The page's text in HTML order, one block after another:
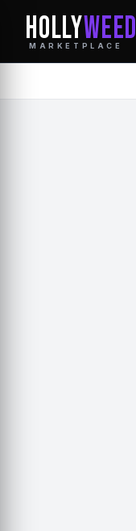
HOLLYWEED
MARKETPLACE